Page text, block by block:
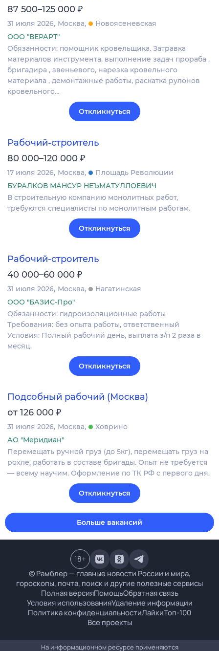
87 500–125 000 ₽
31 июля 2026 Москва
Новоясеневская
ООО "ВЕРАРТ"
Обязанности: помощник кровельщика. Затравка
материалов инструмента, выполнение задач прораба ,
бригадира , звеньевого, нарезка кровельного
материала , демонтажные работы, раскатка рулонов
кровельного…
Откликнуться
Рабочий-строитель
80 000–120 000 ₽
17 июля 2026 Москва
Площадь Революции
БУРАЛКОВ МАНСУР НЕЪМАТУЛЛОЕВИЧ
В строительную компанию монолитных работ,
требуются специалисты по монолитным работам.
Откликнуться
Рабочий-строитель
40 000–60 000 ₽
31 июля 2026 Москва
Нагатинская
ООО "БАЗИС-Про"
Обязанности: гидроизоляционные работы
Требования: без опыта работы, ответственный
Условия: Полный рабочий день, выплата з/п 2 раза в
месяц.
Откликнуться
Подсобный рабочий (Москва)
от 126 000 ₽
31 июля 2026 Москва
Ховрино
АО "Меридиан"
Перемещать ручной груз (до 5кг), перемещать груз на
рохле, работать в составе бригады. Опыт не требуется
— всему научим. Оформление по ТК РФ с первого дня.
Откликнуться
Больше вакансий
© Рамблер — главные новости России и мира,
гороскопы, почта, поиск и другие полезные сервисы
Полная версияПомощьОбратная связь
Условия использованияУдаление информации
Политика конфиденциальностиЛайкиТоп-100
Все проекты
18+
На информационном ресурсе применяются